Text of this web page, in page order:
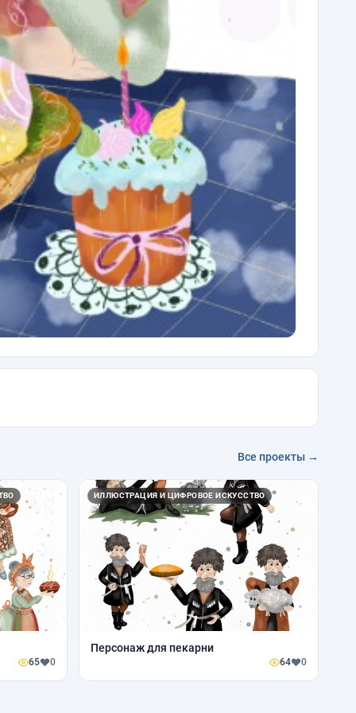
Все проекты →
65 0
ИЛЛЮСТРАЦИЯ И ЦИФРОВОЕ ИСКУССТВО
Персонаж для пекарни
64 0